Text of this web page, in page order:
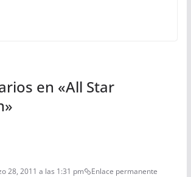
en «All Star
»
28, 2011 a las 1:31 pm Enlace permanente